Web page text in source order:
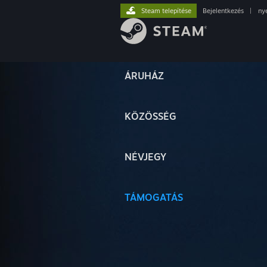
ÁRUHÁZ
KÖZÖSSÉG
NÉVJEGY
TÁMOGATÁS
Steam telepítése Bejelentkezés